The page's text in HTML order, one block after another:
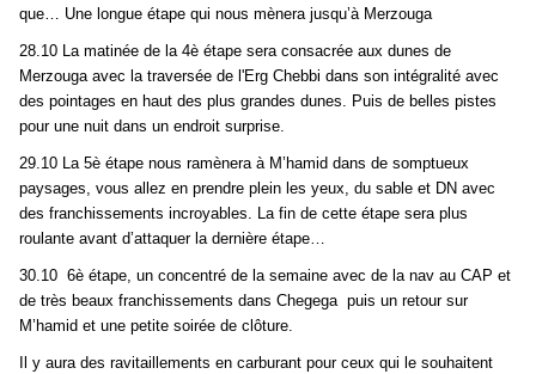
que… Une longue étape qui nous mènera jusqu’à Merzouga
28.10 La matinée de la 4è étape sera consacrée aux dunes de
Merzouga avec la traversée de l'Erg Chebbi dans son intégralité avec
des pointages en haut des plus grandes dunes. Puis de belles pistes
pour une nuit dans un endroit surprise.
29.10 La 5è étape nous ramènera à M’hamid dans de somptueux
paysages, vous allez en prendre plein les yeux, du sable et DN avec
des franchissements incroyables. La fin de cette étape sera plus
roulante avant d’attaquer la dernière étape…
30.10 6è étape, un concentré de la semaine avec de la nav au CAP et
de très beaux franchissements dans Chegega puis un retour sur
M’hamid et une petite soirée de clôture.
Il y aura des ravitaillements en carburant pour ceux qui le souhaitent